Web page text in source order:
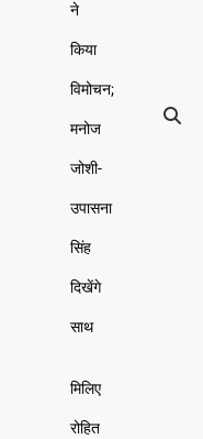
ने
किया
विमोचन;
मनोज
जोशी-
उपासना
सिंह
दिखेंगे
साथ
मिलिए
रोहित